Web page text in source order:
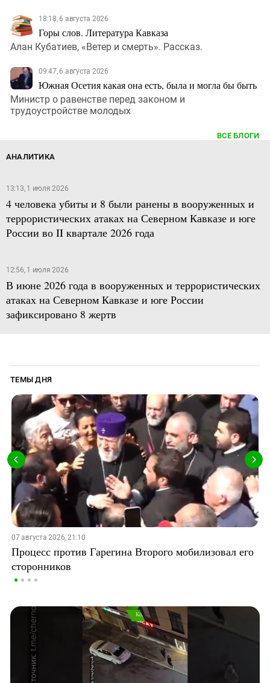
18:18, 6 августа 2026
Горы слов. Литература Кавказа
Алан Кубатиев, «Ветер и смерть». Рассказ.
09:47, 6 августа 2026
Южная Осетия какая она есть, была и могла бы быть
Министр о равенстве перед законом и
трудоустройстве молодых
ВСЕ БЛОГИ
АНАЛИТИКА
13:13, 1 июля 2026
4 человека убиты и 8 были ранены в вооруженных и
террористических атаках на Северном Кавказе и юге
России во II квартале 2026 года
12:56, 1 июля 2026
В июне 2026 года в вооруженных и террористических
атаках на Северном Кавказе и юге России
зафиксировано 8 жертв
ТЕМЫ ДНЯ
07 августа 2026, 21:10
Процесс против Гарегина Второго мобилизовал его
сторонников